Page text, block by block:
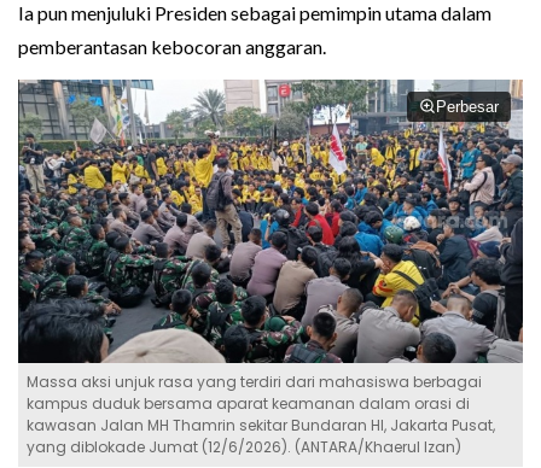
Ia pun menjuluki Presiden sebagai pemimpin utama dalam
pemberantasan kebocoran anggaran.
Perbesar
Massa aksi unjuk rasa yang terdiri dari mahasiswa berbagai
kampus duduk bersama aparat keamanan dalam orasi di
kawasan Jalan MH Thamrin sekitar Bundaran HI, Jakarta Pusat,
yang diblokade Jumat (12/6/2026). (ANTARA/Khaerul Izan)